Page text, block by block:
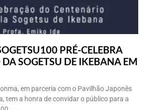
PRÉ-CELEBRA
SOGETSU DE IKEBANA EM
em parceria com o Pavilhão Japonês
tem a honra de convidar o público para a